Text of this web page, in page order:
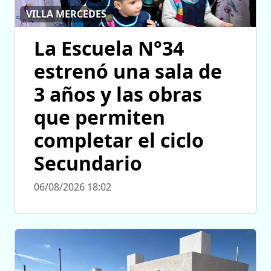
VILLA MERCEDES
La Escuela N°34
estrenó una sala de
3 años y las obras
que permiten
completar el ciclo
Secundario
06/08/2026 18:02